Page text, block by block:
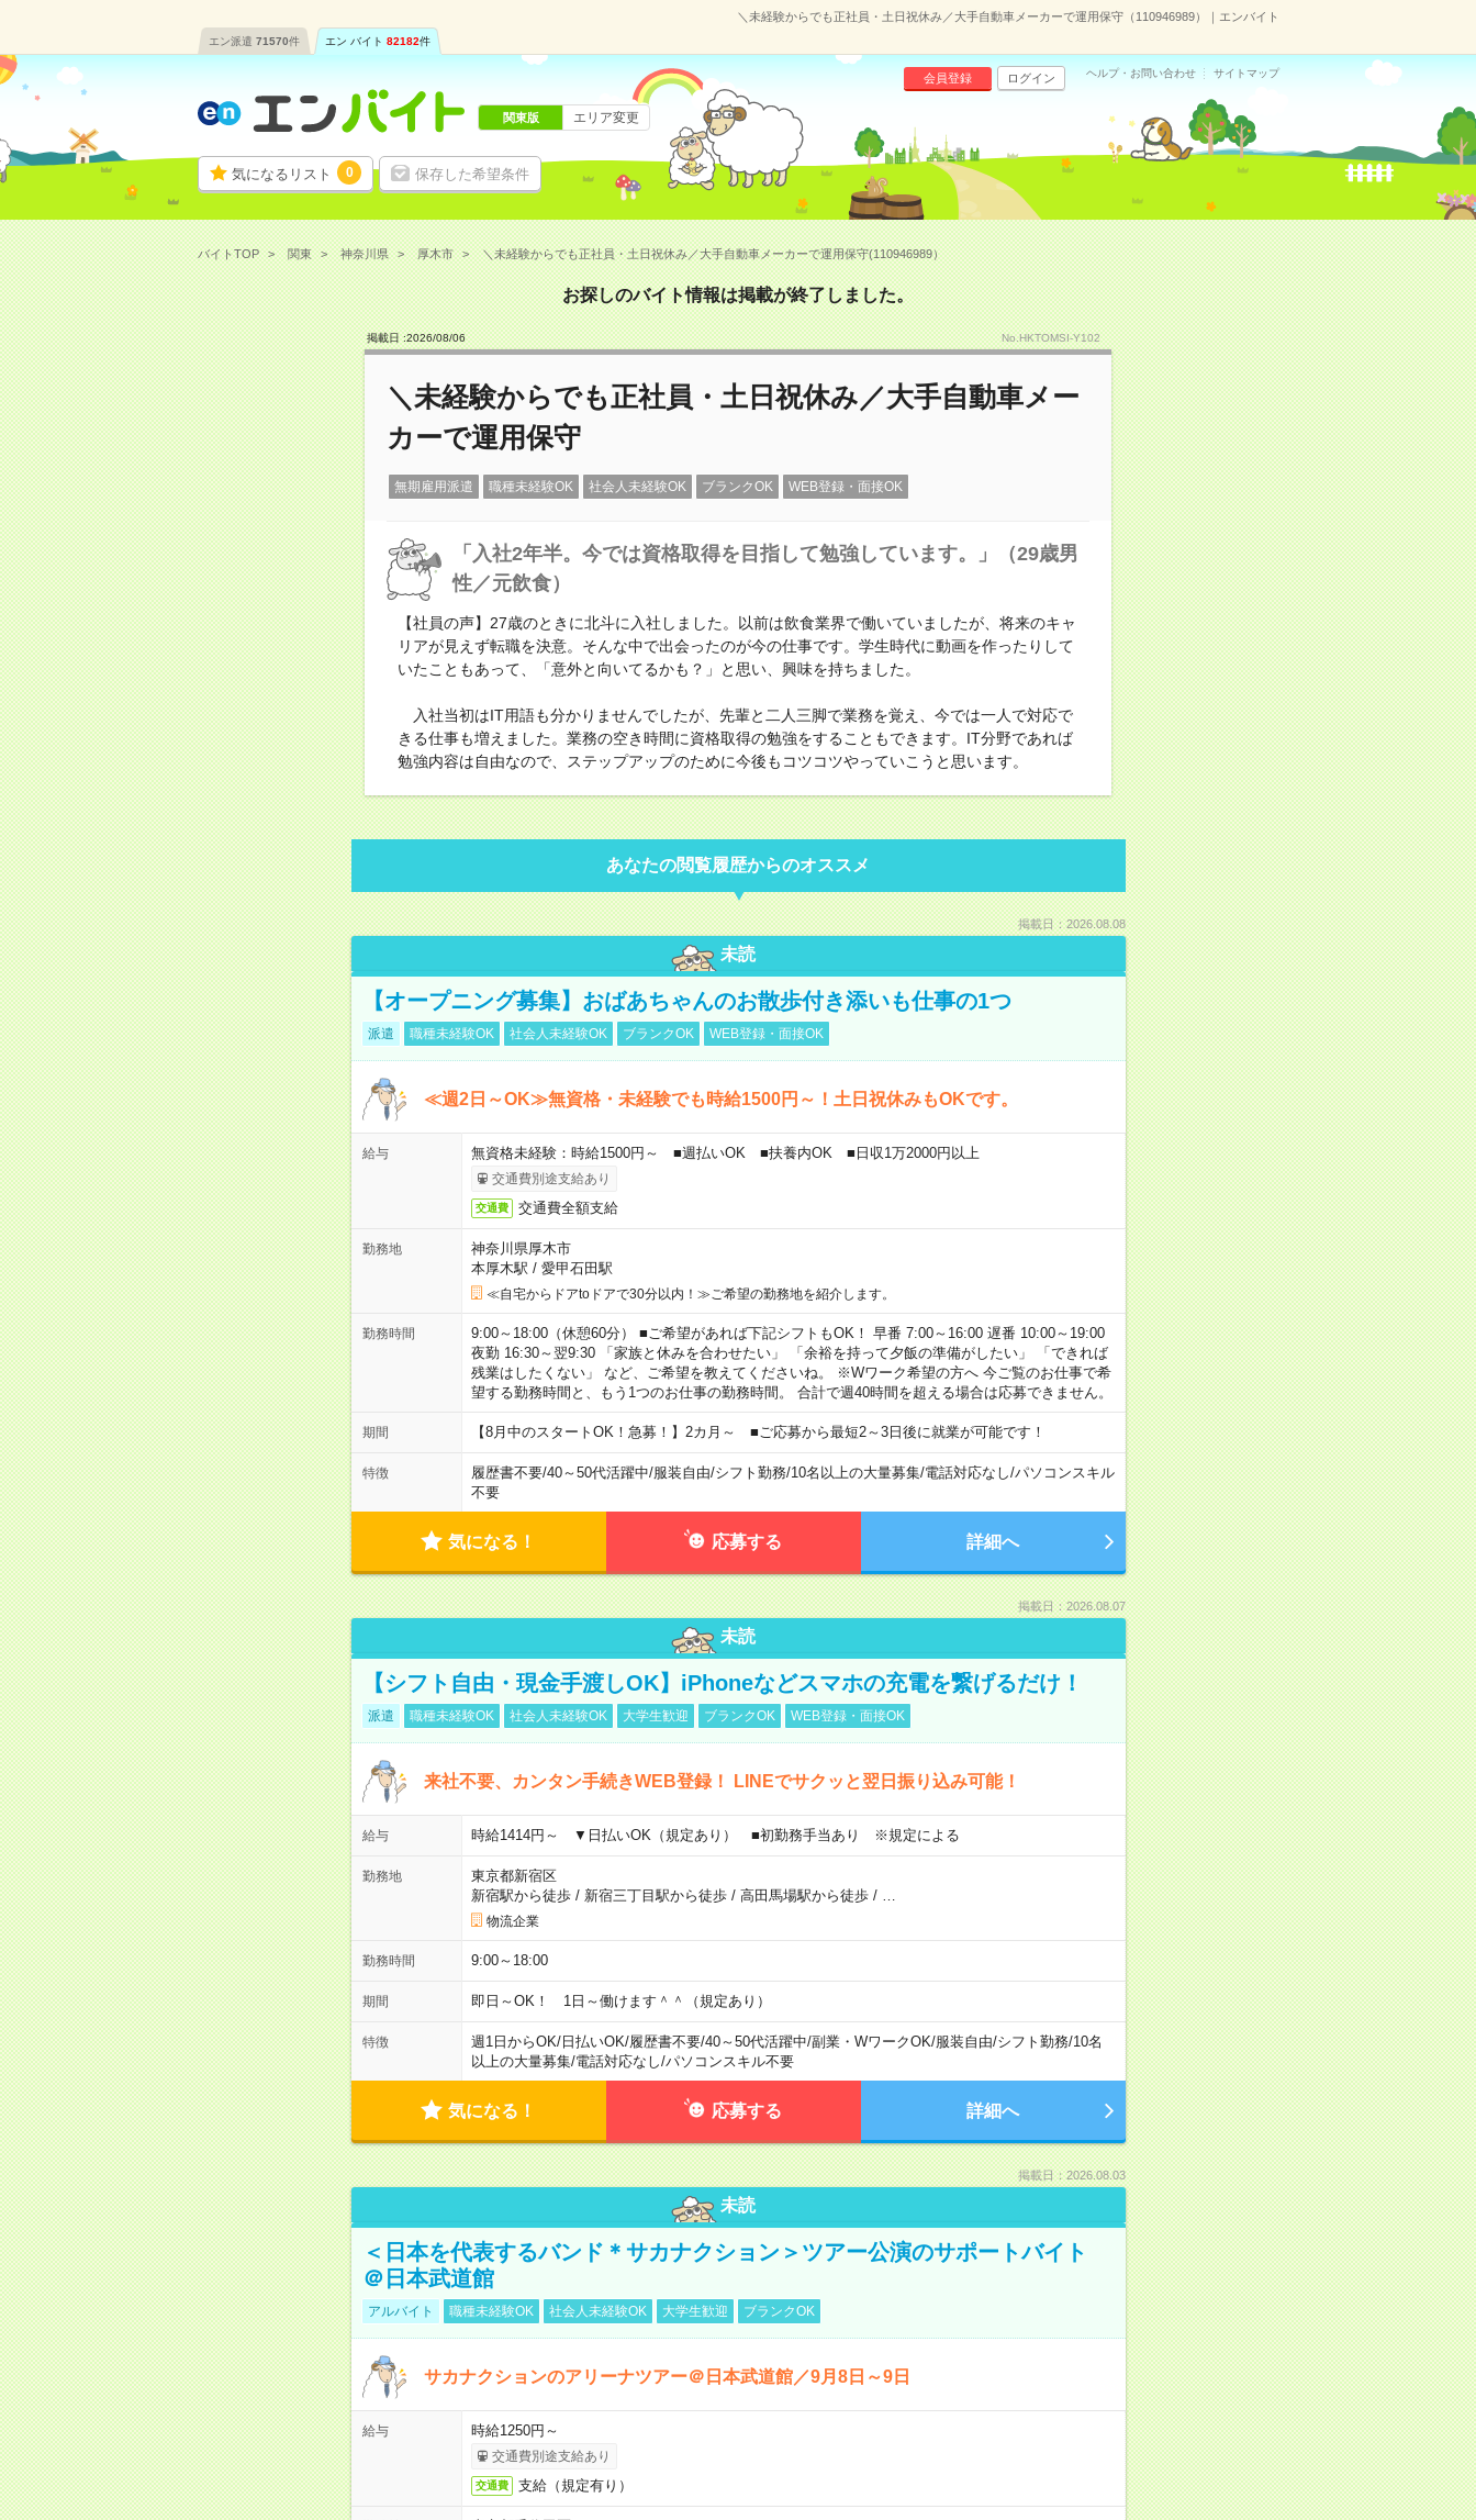
＼未経験からでも正社員・土日祝休み／大手自動車メーカーで運用保守（110946989）｜エンバイト
エン派遣 71570件 エン バイト 82182件
気になるリスト 0 保存した希望条件
会員登録 ログイン ヘルプ・お問い合わせ サイトマップ
関東版 エリア変更
バイトTOP 関東 神奈川県 厚木市 ＼未経験からでも正社員・土日祝休み／大手自動車メーカーで運用保守(110946989）
お探しのバイト情報は掲載が終了しました。
掲載日 :2026/08/06 No.HKTOMSI-Y102
＼未経験からでも正社員・土日祝休み／大手自動車メー
カーで運用保守
無期雇用派遣 職種未経験OK 社会人未経験OK ブランクOK WEB登録・面接OK
「入社2年半。今では資格取得を目指して勉強しています。」（29歳男
性／元飲食）
【社員の声】27歳のときに北斗に入社しました。以前は飲食業界で働いていましたが、将来のキャ
リアが見えず転職を決意。そんな中で出会ったのが今の仕事です。学生時代に動画を作ったりして
いたこともあって、「意外と向いてるかも？」と思い、興味を持ちました。
入社当初はIT用語も分かりませんでしたが、先輩と二人三脚で業務を覚え、今では一人で対応で
きる仕事も増えました。業務の空き時間に資格取得の勉強をすることもできます。IT分野であれば
勉強内容は自由なので、ステップアップのために今後もコツコツやっていこうと思います。
あなたの閲覧履歴からのオススメ
掲載日：2026.08.08
未読
【オープニング募集】おばあちゃんのお散歩付き添いも仕事の1つ
派遣 職種未経験OK 社会人未経験OK ブランクOK WEB登録・面接OK
≪週2日～OK≫無資格・未経験でも時給1500円～！土日祝休みもOKです。
給与 無資格未経験：時給1500円～ ■週払いOK ■扶養内OK ■日収1万2000円以上
交通費別途支給あり
交通費 交通費全額支給
勤務地
神奈川県厚木市
本厚木駅 / 愛甲石田駅
≪自宅からドアtoドアで30分以内！≫ご希望の勤務地を紹介します。
勤務時間
9:00～18:00（休憩60分） ■ご希望があれば下記シフトもOK！ 早番 7:00～16:00 遅番 10:00～19:00
夜勤 16:30～翌9:30 「家族と休みを合わせたい」 「余裕を持って夕飯の準備がしたい」 「できれば
残業はしたくない」 など、ご希望を教えてくださいね。 ※Wワーク希望の方へ 今ご覧のお仕事で希
望する勤務時間と、もう1つのお仕事の勤務時間。 合計で週40時間を超える場合は応募できません。
期間 【8月中のスタートOK！急募！】2カ月～ ■ご応募から最短2～3日後に就業が可能です！
特徴 履歴書不要/40～50代活躍中/服装自由/シフト勤務/10名以上の大量募集/電話対応なし/パソコンスキル
不要
気になる！ 応募する 詳細へ
掲載日：2026.08.07
未読
【シフト自由・現金手渡しOK】iPhoneなどスマホの充電を繋げるだけ！
派遣 職種未経験OK 社会人未経験OK 大学生歓迎 ブランクOK WEB登録・面接OK
来社不要、カンタン手続きWEB登録！ LINEでサクッと翌日振り込み可能！
給与 時給1414円～ ▼日払いOK（規定あり） ■初勤務手当あり ※規定による
勤務地
東京都新宿区
新宿駅から徒歩/ 新宿三丁目駅から徒歩/ 高田馬場駅から徒歩/
物流企業
勤務時間 9:00～18:00
期間 即日～OK！ 1日～働けます＾＾（規定あり）
特徴 週1日からOK/日払いOK/履歴書不要/40～50代活躍中/副業・WワークOK/服装自由/シフト勤務/10名
以上の大量募集/電話対応なし/パソコンスキル不要
気になる！ 応募する 詳細へ
掲載日：2026.08.03
未読
＜日本を代表するバンド＊サカナクション＞ツアー公演のサポートバイト
＠日本武道館
アルバイト 職種未経験OK 社会人未経験OK 大学生歓迎 ブランクOK
サカナクションのアリーナツアー＠日本武道館／9月8日～9日
給与 時給1250円～
交通費別途支給あり
交通費 支給（規定有り）